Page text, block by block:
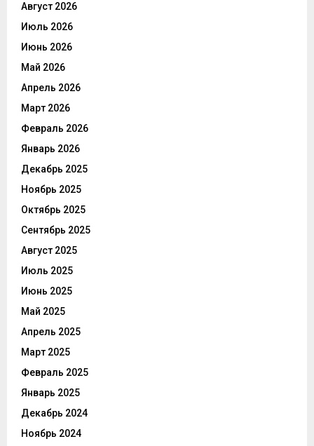
Август 2026
Июль 2026
Июнь 2026
Май 2026
Апрель 2026
Март 2026
Февраль 2026
Январь 2026
Декабрь 2025
Ноябрь 2025
Октябрь 2025
Сентябрь 2025
Август 2025
Июль 2025
Июнь 2025
Май 2025
Апрель 2025
Март 2025
Февраль 2025
Январь 2025
Декабрь 2024
Ноябрь 2024